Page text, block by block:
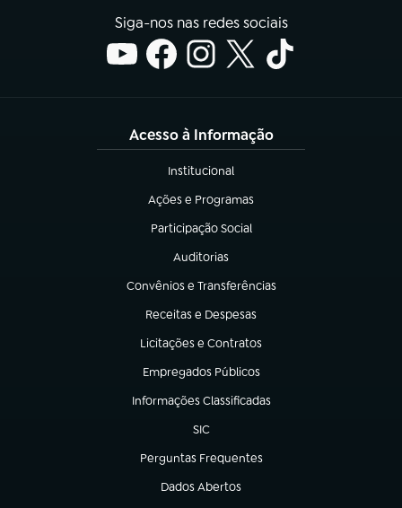
Siga-nos nas redes sociais
Acesso à Informação
Institucional
(abre em nova aba)
Ações e Programas
(abre em nova aba)
Participação Social
(abre em nova aba)
Auditorias
(abre em nova aba)
Convênios e Transferências
(abre em nova aba)
Receitas e Despesas
(abre em nova aba)
Licitações e Contratos
(abre em nova aba)
Empregados Públicos
(abre em nova aba)
Informações Classificadas
(abre em nova aba)
SIC
(abre em nova aba)
Perguntas Frequentes
(abre em nova aba)
Dados Abertos
(abre em nova aba)